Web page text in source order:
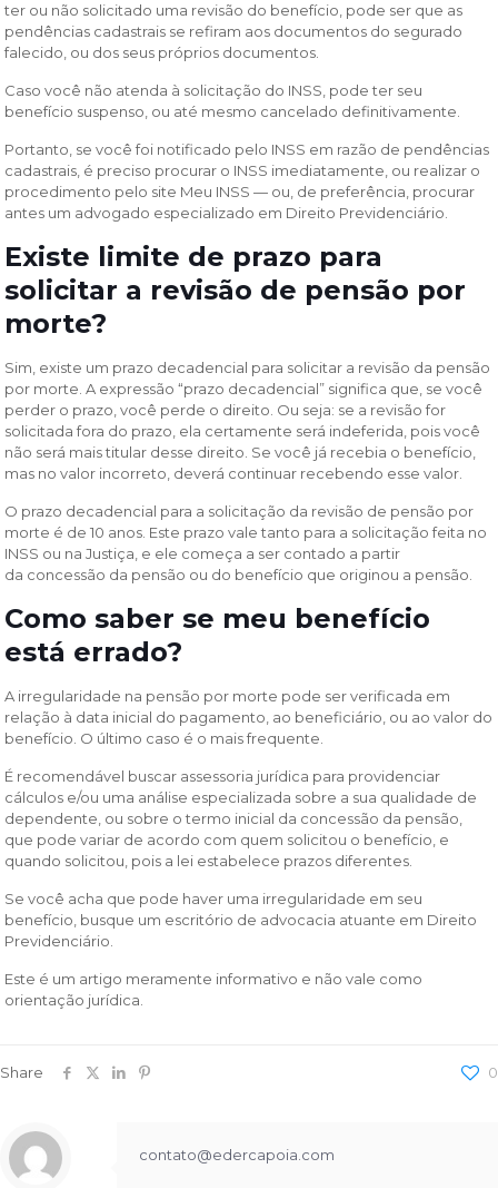
ter ou não solicitado uma revisão do benefício, pode ser que as
pendências cadastrais se refiram aos documentos do segurado
falecido, ou dos seus próprios documentos.
Caso você não atenda à solicitação do INSS, pode ter seu
benefício suspenso, ou até mesmo cancelado definitivamente.
Portanto, se você foi notificado pelo INSS em razão de pendências
cadastrais, é preciso procurar o INSS imediatamente, ou realizar o
procedimento pelo site Meu INSS — ou, de preferência, procurar
antes um advogado especializado em Direito Previdenciário.
Existe limite de prazo para
solicitar a revisão de pensão por
morte?
Sim, existe um prazo decadencial para solicitar a revisão da pensão
por morte. A expressão “prazo decadencial” significa que, se você
perder o prazo, você perde o direito. Ou seja: se a revisão for
solicitada fora do prazo, ela certamente será indeferida, pois você
não será mais titular desse direito. Se você já recebia o benefício,
mas no valor incorreto, deverá continuar recebendo esse valor.
O prazo decadencial para a solicitação da revisão de pensão por
morte é de 10 anos. Este prazo vale tanto para a solicitação feita no
INSS ou na Justiça, e ele começa a ser contado a partir
da concessão da pensão ou do benefício que originou a pensão.
Como saber se meu benefício
está errado?
A irregularidade na pensão por morte pode ser verificada em
relação à data inicial do pagamento, ao beneficiário, ou ao valor do
benefício. O último caso é o mais frequente.
É recomendável buscar assessoria jurídica para providenciar
cálculos e/ou uma análise especializada sobre a sua qualidade de
dependente, ou sobre o termo inicial da concessão da pensão,
que pode variar de acordo com quem solicitou o benefício, e
quando solicitou, pois a lei estabelece prazos diferentes.
Se você acha que pode haver uma irregularidade em seu
benefício, busque um escritório de advocacia atuante em Direito
Previdenciário.
Este é um artigo meramente informativo e não vale como
orientação jurídica.
Share 0
contato@edercapoia.com